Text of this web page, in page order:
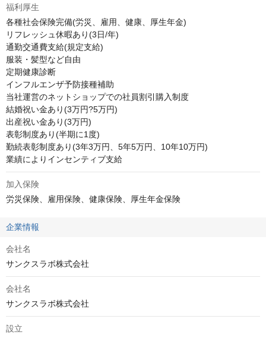
福利厚生
各種社会保険完備(労災、雇用、健康、厚生年金)
リフレッシュ休暇あり(3日/年)
通勤交通費支給(規定支給)
服装・髪型など自由
定期健康診断
インフルエンザ予防接種補助
当社運営のネットショップでの社員割引購入制度
結婚祝い金あり(3万円?5万円)
出産祝い金あり(3万円)
表彰制度あり(半期に1度)
勤続表彰制度あり(3年3万円、5年5万円、10年10万円)
業績によりインセンティブ支給
加入保険
労災保険、雇用保険、健康保険、厚生年金保険
企業情報
会社名
サンクスラボ株式会社
会社名
サンクスラボ株式会社
設立